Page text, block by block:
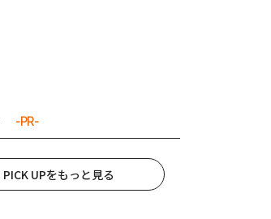
-PR-
PICK UPをもっと見る